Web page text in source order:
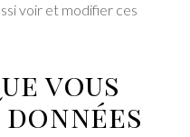
voir et modifier ces
vous